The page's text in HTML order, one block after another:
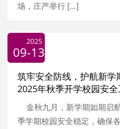
场，庄严举行 […]
2025
09-13
筑牢安全防线，护航新
2025年秋季开学校园安
金秋九月，新学期如期启
季学期校园安全稳定，确保